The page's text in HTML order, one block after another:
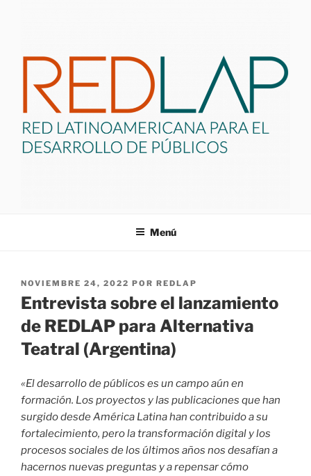
Públicos.
Menú
PUBLICADO
EL
NOVIEMBRE 24, 2022 POR REDLAP
Entrevista sobre el lanzamiento
de REDLAP para Alternativa
Teatral (Argentina)
«El desarrollo de públicos es un campo aún en
formación. Los proyectos y las publicaciones que han
surgido desde América Latina han contribuido a su
fortalecimiento, pero la transformación digital y los
procesos sociales de los últimos años nos desafían a
hacernos nuevas preguntas y a repensar cómo